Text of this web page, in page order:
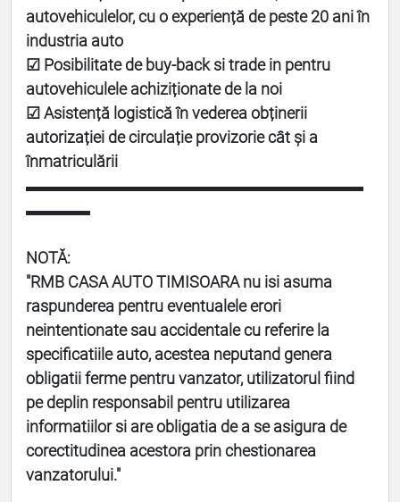
autovehiculelor, cu o experiență de peste 20 ani în
industria auto
☑ Posibilitate de buy-back si trade in pentru
autovehiculele achiziționate de la noi
☑ Asistență logistică în vederea obținerii
autorizației de circulație provizorie cât și a
înmatriculării
▬▬▬▬▬▬▬▬▬▬▬▬▬▬▬▬▬▬▬▬▬
▬▬▬▬
NOTĂ:
"RMB CASA AUTO TIMISOARAnu isi asuma
raspunderea pentru eventualele erori
neintentionate sau accidentale cu referire la
specificatiile auto, acestea neputand genera
obligatii ferme pentru vanzator, utilizatorul fiind
pe deplin responsabil pentru utilizarea
informatiilor si are obligatia de a se asigura de
corectitudinea acestora prin chestionarea
vanzatorului."